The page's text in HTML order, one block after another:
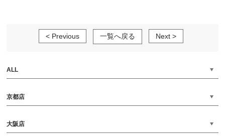
< Previous 一覧へ戻る Next >
ALL
京都店
大阪店